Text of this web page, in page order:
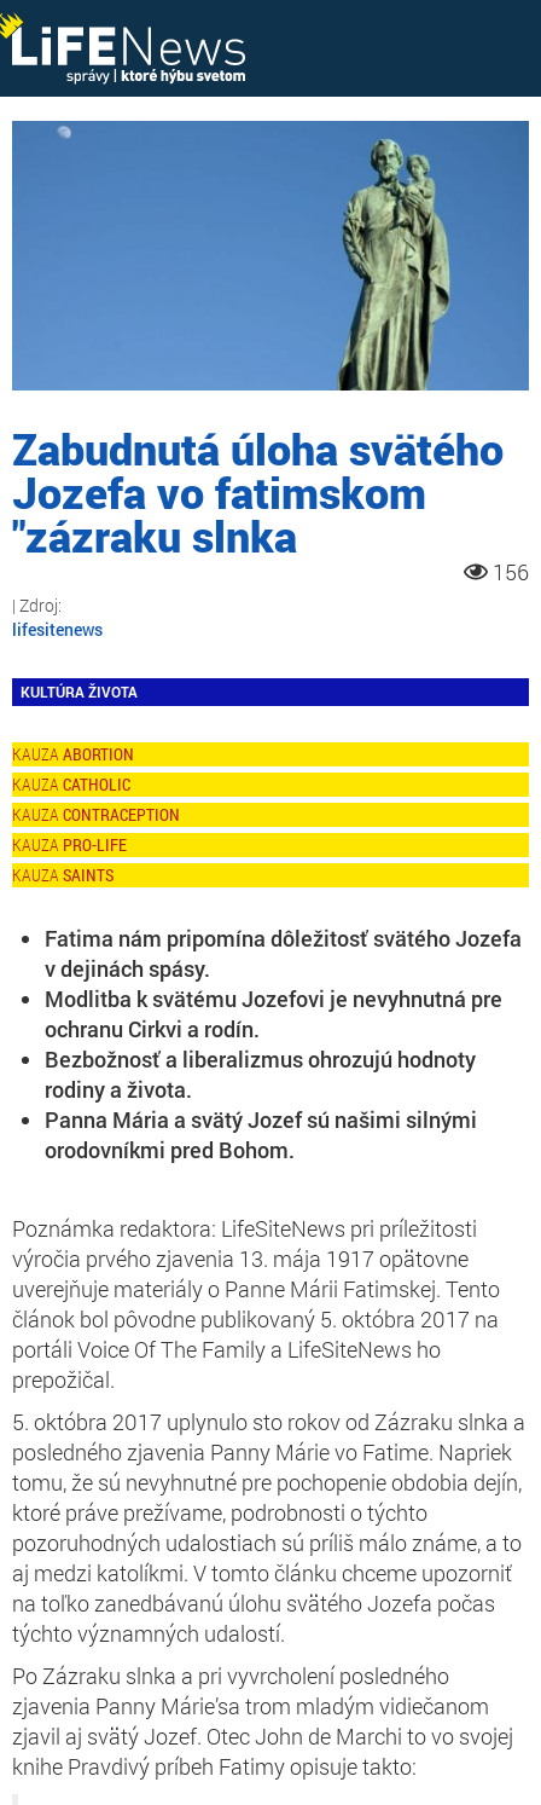
Zabudnutá úloha svätého
Jozefa vo fatimskom
"zázraku slnka
156
lifesitenews
KULTÚRA ŽIVOTA
ABORTION
CATHOLIC
CONTRACEPTION
PRO-LIFE
SAINTS
Fatima nám pripomína dôležitosť svätého Jozefa
v dejinách spásy.
Modlitba k svätému Jozefovi je nevyhnutná pre
ochranu Cirkvi a rodín.
Bezbožnosť a liberalizmus ohrozujú hodnoty
rodiny a života.
Panna Mária a svätý Jozef sú našimi silnými
orodovníkmi pred Bohom.
Poznámka redaktora: LifeSiteNews pri príležitosti
výročia prvého zjavenia 13. mája 1917 opätovne
uverejňuje materiály o Panne Márii Fatimskej. Tento
článok bol pôvodne publikovaný 5. októbra 2017 na
portáli Voice Of The Family a LifeSiteNews ho
prepožičal.
5. októbra 2017 uplynulo sto rokov od Zázraku slnka a
posledného zjavenia Panny Márie vo Fatime. Napriek
tomu, že sú nevyhnutné pre pochopenie obdobia dejín,
ktoré práve prežívame, podrobnosti o týchto
pozoruhodných udalostiach sú príliš málo známe, a to
aj medzi katolíkmi. V tomto článku chceme upozorniť
na toľko zanedbávanú úlohu svätého Jozefa počas
týchto významných udalostí.
Po Zázraku slnka a pri vyvrcholení posledného
zjavenia Panny Márie’sa trom mladým vidiečanom
zjavil aj svätý Jozef. Otec John de Marchi to vo svojej
knihe Pravdivý príbeh Fatimy opisuje takto: